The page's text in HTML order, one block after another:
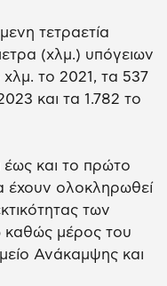
τετραετία
(χλμ.) υπόγειων
το 2021, τα 537
και τα 1.782 το
έως και το πρώτο
έχουν ολοκληρωθεί
των
καθώς μέρος του
Ανάκαμψης και